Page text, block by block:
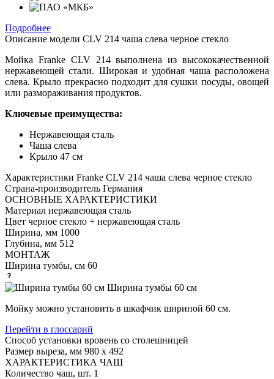
Подробнее
Описание модели CLV 214 чаша слева черное стекло
Мойка Franke CLV 214 выполнена из высококачественной
нержавеющей стали. Широкая и удобная чаша расположена
слева. Крыло прекрасно подходит для сушки посуды, овощей
или размораживания продуктов.
Ключевые преимущества:
Нержавеющая сталь
Чаша слева
Крыло 47 см
Характеристики Franke CLV 214 чаша слева черное стекло
Страна-производитель Германия
ОСНОВНЫЕ ХАРАКТЕРИСТИКИ
Материал нержавеющая сталь
Цвет черное стекло + нержавеющая сталь
Ширина, мм 1000
Глубина, мм 512
МОНТАЖ
Ширина тумбы, см 60
Ширина тумбы 60 см
Мойку можно установить в шкафчик шириной 60 см.
Перейти в глоссарий
Способ установки вровень со столешницей
Размер выреза, мм 980 х 492
ХАРАКТЕРИСТИКА ЧАШ
Количество чаш, шт. 1